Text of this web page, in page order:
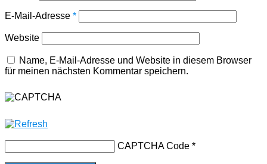
E-Mail-Adresse *
Website
Name, E-Mail-Adresse und Website in diesem Browser
für meinen nächsten Kommentar speichern.
CAPTCHA Code *